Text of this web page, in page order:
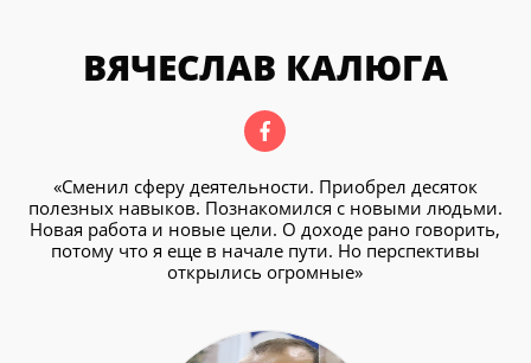
ВЯЧЕСЛАВ КАЛЮГА
«Сменил сферу деятельности. Приобрел десяток
полезных навыков. Познакомился с новыми людьми.
Новая работа и новые цели. О доходе рано говорить,
потому что я еще в начале пути. Но перспективы
открылись огромные»